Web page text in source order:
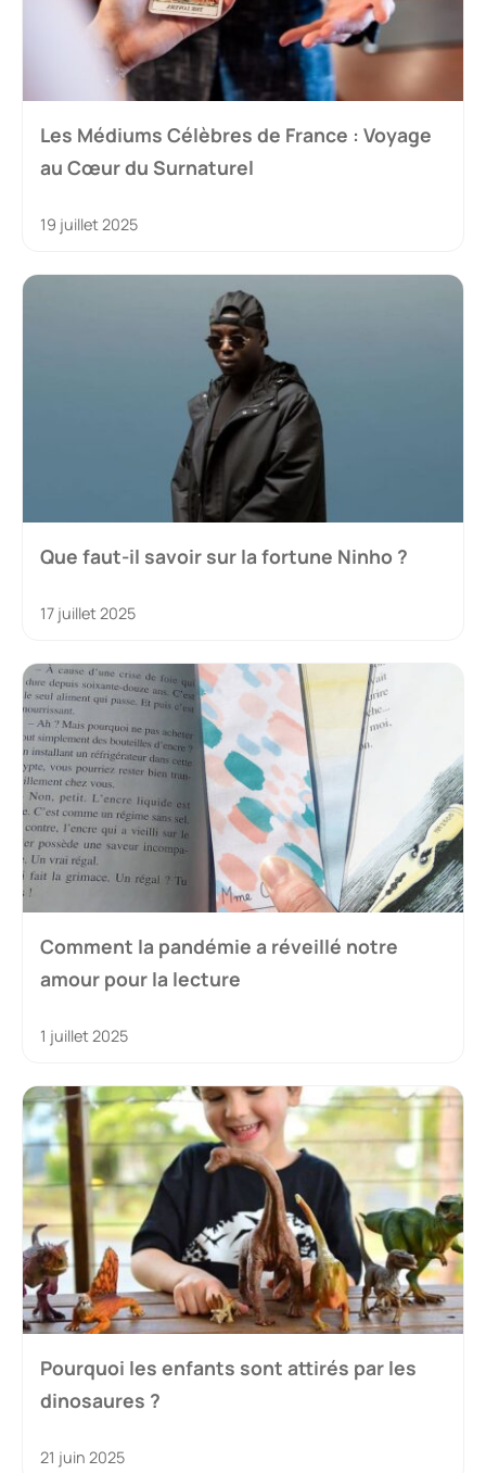
Les Médiums Célèbres de France : Voyage
au Cœur du Surnaturel
19 juillet 2025
Que faut-il savoir sur la fortune Ninho ?
17 juillet 2025
Comment la pandémie a réveillé notre
amour pour la lecture
1 juillet 2025
Pourquoi les enfants sont attirés par les
dinosaures ?
21 juin 2025